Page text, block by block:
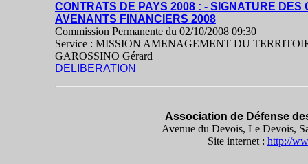
CONTRATS DE PAYS 2008 : - SIGNATURE
AVENANTS FINANCIERS 2008
Commission Permanente du 02/10/2008 09:30
Service : MISSION AMENAGEMENT DU
GAROSSINO Gérard
DELIBERATION
Association de Défense
Avenue du Devois, Le Devois,
Site internet : http://